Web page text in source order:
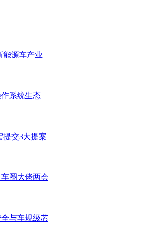
能源车产业
系统生态
提交3大提案
圈大佬两会
与车规级芯